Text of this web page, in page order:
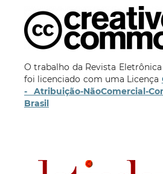
O trabalho da Revista
foi licenciado com uma Licença
- Atribuição-NãoComercial-
Brasil